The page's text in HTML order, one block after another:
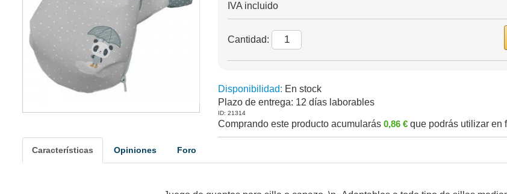
IVA incluido
Cantidad:
Disponibilidad: En stock
Plazo de entrega: 12 días laborables
ID: 21314
Comprando este producto acumularás 0,86 € que podrás utilizar en
Características Opiniones Foro